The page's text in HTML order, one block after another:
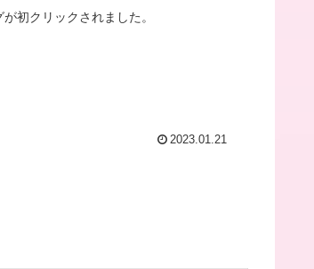
初クリックされました。
2023.01.21